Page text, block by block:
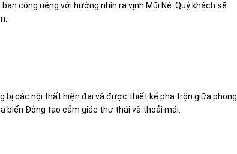
công riêng với hướng nhìn ra vịnh Mũi Né. Quý khách sẽ
bị các nội thất hiện đại và được thiết kế pha trộn giữa phong
biển Đông tạo cảm giác thư thái và thoải mái.